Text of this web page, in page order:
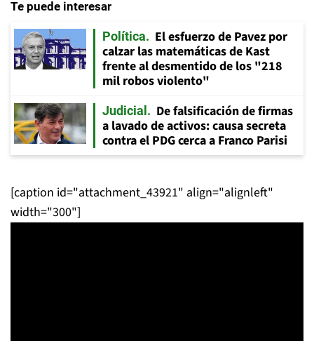
Te puede interesar
Política
El esfuerzo de Pavez por
calzar las matemáticas de Kast
frente al desmentido de los "218
mil robos violento"
Judicial
De falsificación de firmas
a lavado de activos: causa secreta
contra el PDG cerca a Franco Parisi
[caption id="attachment_43921" align="alignleft"
width="300"]